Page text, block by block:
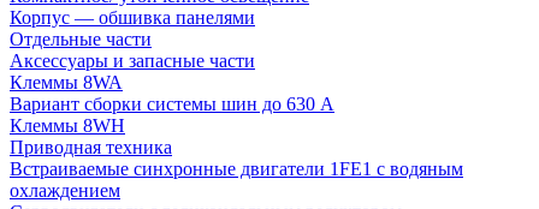
Корпус — обшивка панелями
Отдельные части
Аксессуары и запасные части
Клеммы 8WA
Вариант сборки системы шин до 630 A
Клеммы 8WH
Приводная техника
Встраиваемые синхронные двигатели 1FE1 с водяным
охлаждением